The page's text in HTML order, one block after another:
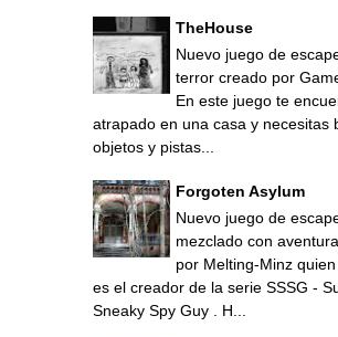
TheHouse
Nuevo juego de
terror creado por
En este juego te
atrapado en una casa y necesitas
objetos y pistas...
Forgoten Asylum
Nuevo juego de
mezclado con
por Melting-Minz
es el creador de la serie SSSG -
Sneaky Spy Guy . H...